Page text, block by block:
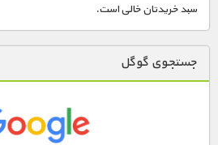
سبد خریدتان خالی است.
جستجوی گوگل